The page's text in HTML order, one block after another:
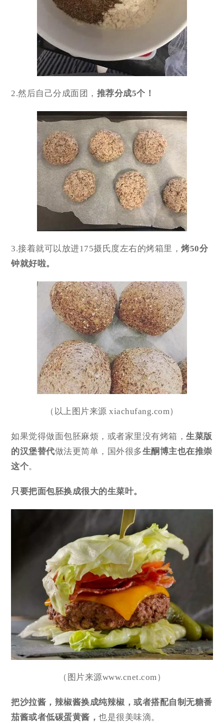
2.然后自己分成面团， 推荐分成5个！
3.接着就可以放进175摄氏度左右的烤箱里，烤50分
钟就好啦。
（以上图片来源 xiachufang.com）
如果觉得做面包胚麻烦，或者家里没有烤箱，生菜版
的汉堡替代做法更简单，国外很多生酮博主也在推崇
这个。
只要把面包胚换成很大的生菜叶。
（图片来源www.cnet.com）
把沙拉酱，辣椒酱换成纯辣椒，或者搭配自制无糖番
茄酱或者低碳蛋黄酱，也是很美味滴。